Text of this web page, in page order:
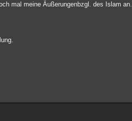
mal meine Äußerungenbzgl. des Islam an.